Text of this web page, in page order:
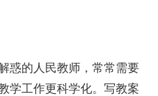
的人民教师，常常需要
学工作更科学化。写教案